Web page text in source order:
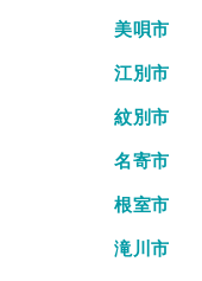
美唄市
江別市
紋別市
名寄市
根室市
滝川市